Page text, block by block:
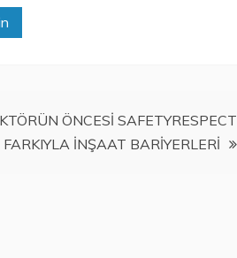
ÖNCESİ SAFETYRESPECT
FARKIYLA İNŞAAT BARİYERLERİ